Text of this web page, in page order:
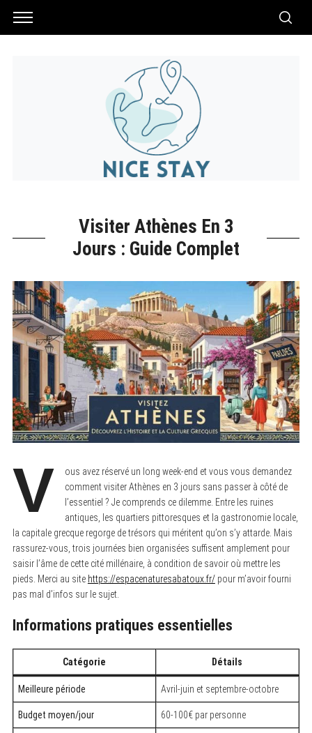
Visiter Athènes En 3
Jours : Guide Complet
V
ous avez réservé un long week-end et vous vous demandez
comment visiter Athènes en 3 jours sans passer à côté de
l’essentiel ? Je comprends ce dilemme. Entre les ruines
antiques, les quartiers pittoresques et la gastronomie locale,
la capitale grecque regorge de trésors qui méritent qu’on s’y attarde. Mais
rassurez-vous, trois journées bien organisées suffisent amplement pour
saisir l’âme de cette cité millénaire, à condition de savoir où mettre les
pieds. Merci au site https://espacenaturesabatoux.fr/pour m’avoir fourni
pas mal d’infos sur le sujet.
Informations pratiques essentielles
Catégorie Détails
Meilleure période Avril-juin et septembre-octobre
Budget moyen/jour 60-100€ par personne